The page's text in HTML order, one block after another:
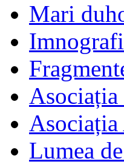
Mari
Asociația
Lumea